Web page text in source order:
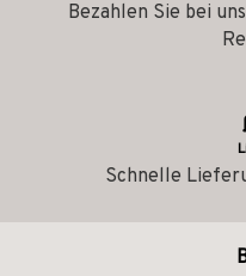
Bezahlen Sie bei
Schnelle